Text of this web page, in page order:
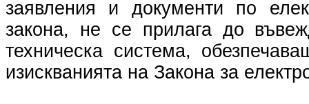
заявления и документи по
закона, не се прилага до
техническа система,
изискванията на Закона за